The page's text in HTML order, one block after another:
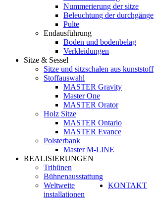
Nummerierung der sitze
Beleuchtung der durchgänge
Pulte
Endausführung
Boden und bodenbelag
Verkleidungen
Sitze & Sessel
Sitze und sitzschalen aus kunststoff
Stoffauswahl
MASTER Gravity
Master One
MASTER Orator
Holz Sitze
MASTER Ontario
MASTER Evance
Polsterbank
Master M-LINE
REALISIERUNGEN
Tribünen
Bühnenausstattung
Weltweite
installationen
KONTAKT